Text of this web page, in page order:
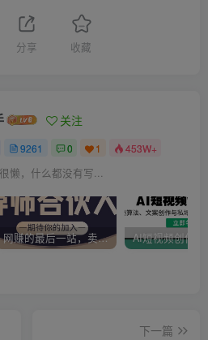
分享 收藏
关注
9261 0 1 453W+
懒，什么都没有写...
网赚的最后一站，卖项目！做网赚顶级猎食者~
下一篇